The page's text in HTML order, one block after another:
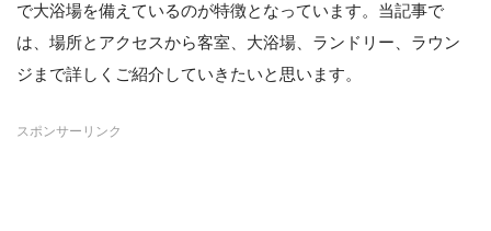
で大浴場を備えているのが特徴となっています。当記事で
は、場所とアクセスから客室、大浴場、ランドリー、ラウン
ジまで詳しくご紹介していきたいと思います。
スポンサーリンク